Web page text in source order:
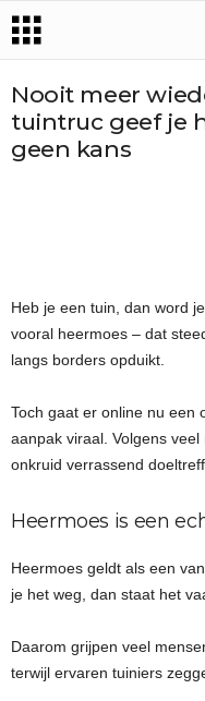
Nooit meer
tuintruc geef je
geen kans
Heb je een tuin, dan word
vooral heermoes – dat
langs borders opduikt.
Toch gaat er online nu een
aanpak viraal. Volgens
onkruid verrassend
Heermoes is een
Heermoes geldt als een
je het weg, dan staat het
Daarom grijpen veel
terwijl ervaren tuiniers